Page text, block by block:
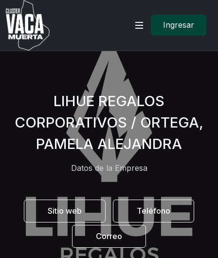
Ingresar
LIHUE REGALOS
CORPORATIVOS / ORTEGA,
PAMELA ALEJANDRA
Datos de la Empresa
Sitio web Teléfono
Correo